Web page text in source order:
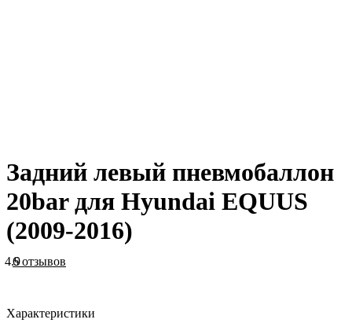
Задний левый пневмобаллон
20bar для Hyundai EQUUS
(2009-2016)
4.96 отзывов
Характеристики